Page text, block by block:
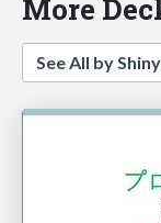
More
See All by